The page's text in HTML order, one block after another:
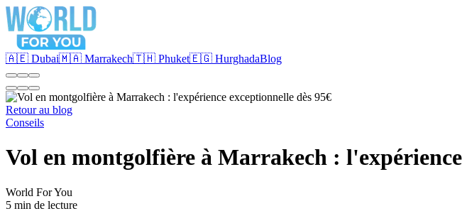
🇦🇪 Dubai🇲🇦 Marrakech🇹🇭 Phuket🇪🇬 HurghadaBlog
Retour au blog
Conseils
Vol en montgolfière à Marrakech : l'expérience
World For You
5 min de lecture